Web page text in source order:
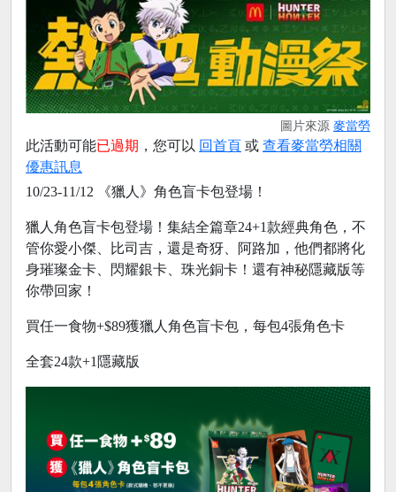
圖片來源 麥當勞
此活動可能已過期 ，您可以 回首頁 或 查看麥當勞相關
優惠訊息
10/23-11/12 《獵人》角色盲卡包登場！
獵人角色盲卡包登場！集結全篇章24+1款經典角色，不
管你愛小傑、比司吉，還是奇犽、阿路加，他們都將化
身璀璨金卡、閃耀銀卡、珠光銅卡！還有神秘隱藏版等
你帶回家！
買任一食物+$89獲獵人角色盲卡包，每包4張角色卡
全套24款+1隱藏版